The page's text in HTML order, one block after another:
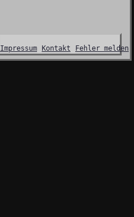
Impressum Kontakt Fehler melden